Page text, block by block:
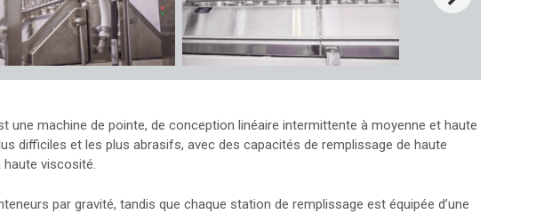
une machine de pointe, de conception linéaire intermittente à moyenne et haute
difficiles et les plus abrasifs, avec des capacités de remplissage de haute
viscosité.
par gravité, tandis que chaque station de remplissage est équipée d’une